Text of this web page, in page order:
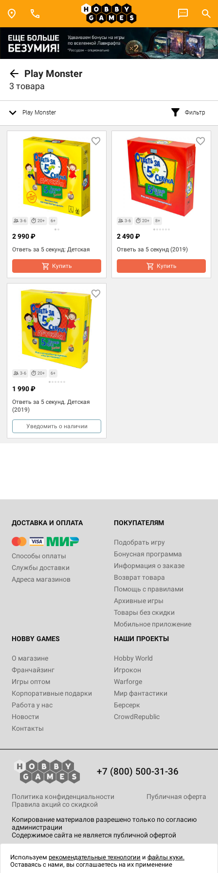
Play Monster
3 товара
Play Monster Фильтр
3-6 20+ 6+
Ответь за 5 секунд: Детская
2 990 ₽
Купить
3-6 20+ 8+
Ответь за 5 секунд (2019)
2 490 ₽
Купить
3-6 20+ 6+
Ответь за 5 секунд. Детская
(2019)
1 990 ₽
Уведомить о наличии
ДОСТАВКА И ОПЛАТА
Способы оплаты
Службы доставки
Адреса магазинов
ПОКУПАТЕЛЯМ
Подобрать игру
Бонусная программа
Информация о заказе
Возврат товара
Помощь с правилами
Архивные игры
Товары без скидки
Мобильное приложение
HOBBY GAMES
О магазине
Франчайзинг
Игры оптом
Корпоративные подарки
Работа у нас
Новости
Контакты
НАШИ ПРОЕКТЫ
Hobby World
Игрокон
Warforge
Мир фантастики
Берсерк
CrowdRepublic
+7 (800) 500-31-36
Копирование материалов разрешено только по согласию
администрации
Содержимое сайта не является публичной офертой
Политика конфиденциальности
Публичная оферта
Правила акций со скидкой
технологии .
Используем рекомендательные технологии и файлы куки.
Оставаясь с нами, вы соглашаетесь на их применение